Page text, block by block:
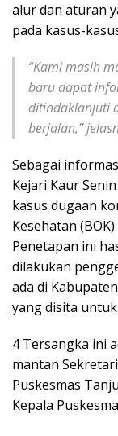
alur dan aturan
pada kasus-
“Kami masih
baru dapat
ditindaklanjuti
berjalan,”
Sebagai
Kejari Kaur
kasus dugaan
Kesehatan
Penetapan ini
dilakukan
ada di
yang disita
4 Tersangka ini
mantan
Puskesmas
Kepala